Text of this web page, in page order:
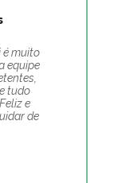
é muito
equipe
tudo
e
de